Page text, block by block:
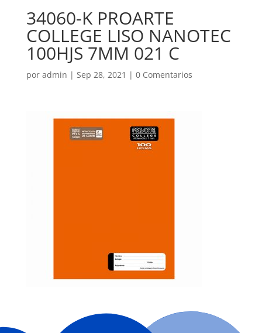
34060-K PROARTE
COLLEGE LISO NANOTEC
100HJS 7MM 021 C
por admin | Sep 28, 2021 | 0 Comentarios